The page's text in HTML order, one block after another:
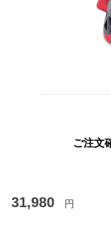
ご注文
31,980 円